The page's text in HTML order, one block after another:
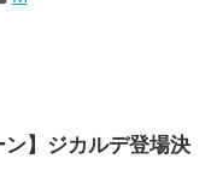
ン】ジカルデ登場決